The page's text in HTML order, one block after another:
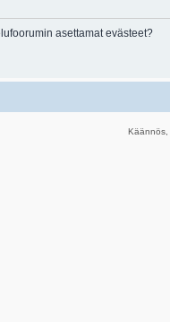
asettamat evästeet?